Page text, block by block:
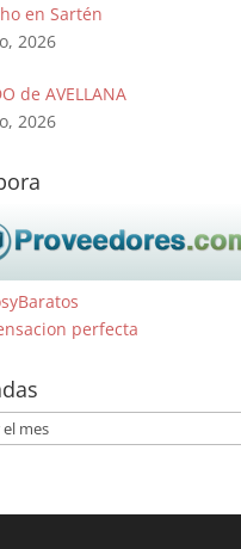
en Sartén
2026
de AVELLANA
2026
perfecta